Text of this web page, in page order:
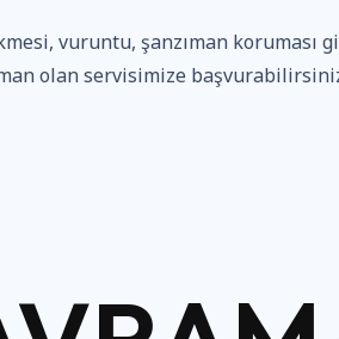
vuruntu, şanzıman koruması
olan servisimize